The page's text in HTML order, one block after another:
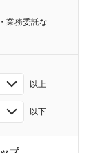
業務委託な
以上
以下